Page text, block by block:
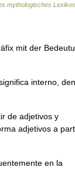
mythologisches Lexikon
mit der
interno,
de adjetivos y
adjetivos a
en la